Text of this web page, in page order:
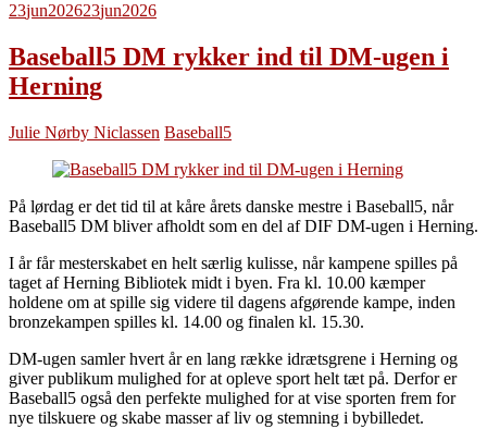
23jun202623jun2026
Baseball5 DM rykker ind til DM-ugen i
Herning
Julie Nørby Niclassen Baseball5
På lørdag er det tid til at kåre årets danske mestre i Baseball5, når
Baseball5 DM bliver afholdt som en del af DIF DM-ugen i Herning.
I år får mesterskabet en helt særlig kulisse, når kampene spilles på
taget af Herning Bibliotek midt i byen. Fra kl. 10.00 kæmper
holdene om at spille sig videre til dagens afgørende kampe, inden
bronzekampen spilles kl. 14.00 og finalen kl. 15.30.
DM-ugen samler hvert år en lang række idrætsgrene i Herning og
giver publikum mulighed for at opleve sport helt tæt på. Derfor er
Baseball5 også den perfekte mulighed for at vise sporten frem for
nye tilskuere og skabe masser af liv og stemning i bybilledet.